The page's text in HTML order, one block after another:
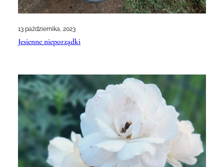
13 października, 2023
Jesienne nieporządki